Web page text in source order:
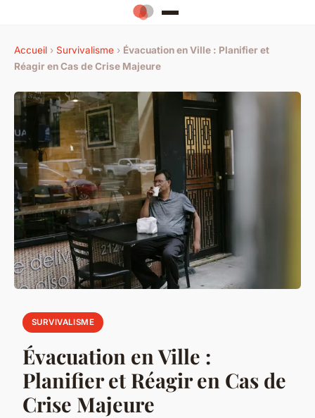
Accueil › Survivalisme › Évacuation en Ville : Planifier et
Réagir en Cas de Crise Majeure
SURVIVALISME
Évacuation en Ville :
Planifier et Réagir en Cas de
Crise Majeure